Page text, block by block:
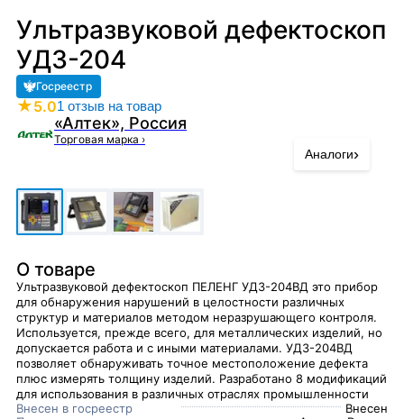
Ультразвуковой дефектоскоп
УД3-204
Госреестр
★5.01 отзыв на товар
«Алтек», Россия
Торговая марка ›
Аналоги›
О товаре
Ультразвуковой дефектоскоп ПЕЛЕНГ УД3-204ВД это прибор
для обнаружения нарушений в целостности различных
структур и материалов методом неразрушающего контроля.
Используется, прежде всего, для металлических изделий, но
допускается работа и с иными материалами. УД3-204ВД
позволяет обнаруживать точное местоположение дефекта
плюс измерять толщину изделий. Разработано 8 модификаций
для использования в различных отраслях промышленности
Внесен в госреестр
Внесен